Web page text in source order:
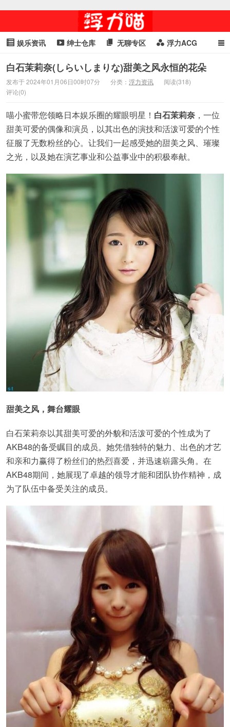
娱乐资讯 绅士仓库 无聊专区 浮力ACG
浮力GIF 明星头条 浮力资讯 头条女神 萌妹专区
cosplay
白石茉莉奈(しらいしまりな)甜美之风永恒的花朵
发布于 2024年01月06日00时07分 分类： 浮力资讯
阅读(318)
评论(0)
喵小蜜带您领略日本娱乐圈的耀眼明星！ 白石茉莉奈 ，一位
甜美可爱的偶像和演员，以其出色的演技和活泼可爱的个性
征服了无数粉丝的心。让我们一起感受她的甜美之风、璀璨
之光，以及她在演艺事业和公益事业中的积极奉献。
甜美之风，舞台耀眼
白石茉莉奈以其甜美可爱的外貌和活泼可爱的个性成为了
AKB48的备受瞩目的成员。她凭借独特的魅力、出色的才艺
和亲和力赢得了粉丝们的热烈喜爱，并迅速崭露头角。在
AKB48期间，她展现了卓越的领导才能和团队协作精神，成
为了队伍中备受关注的成员。